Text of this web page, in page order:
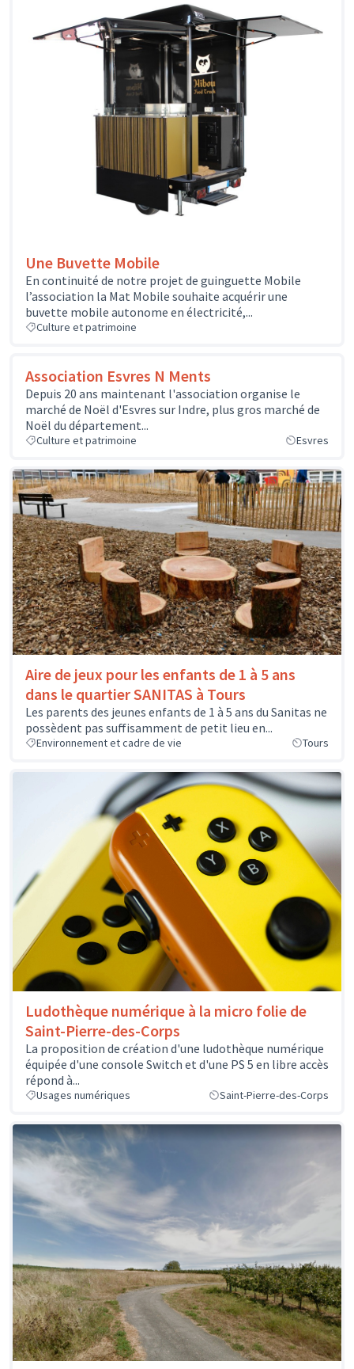
Une Buvette Mobile
En continuité de notre projet de guinguette Mobile
l’association la Mat Mobile souhaite acquérir une
buvette mobile autonome en électricité,...
Culture et patrimoine
Association Esvres N Ments
Depuis 20 ans maintenant l'association organise le
marché de Noël d'Esvres sur Indre, plus gros marché de
Noël du département...
Culture et patrimoine Esvres
Aire de jeux pour les enfants de 1 à 5 ans
dans le quartier SANITAS à Tours
Les parents des jeunes enfants de 1 à 5 ans du Sanitas ne
possèdent pas suffisamment de petit lieu en...
Environnement et cadre de vie Tours
Ludothèque numérique à la micro folie de
Saint-Pierre-des-Corps
La proposition de création d'une ludothèque numérique
équipée d'une console Switch et d'une PS 5 en libre accès
répond à...
Usages numériques Saint-Pierre-des-Corps